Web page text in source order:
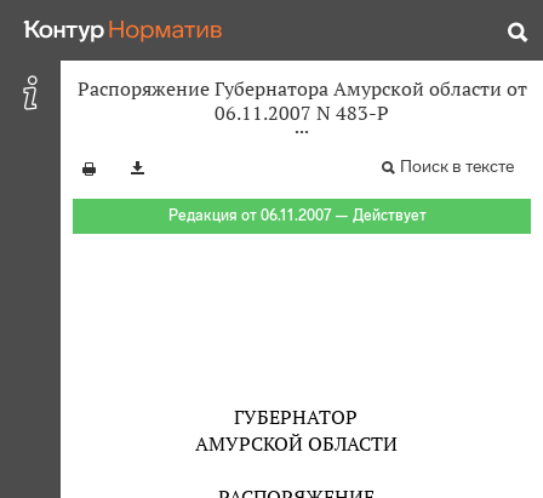
Распоряжение Губернатора Амурской области от
06.11.2007 N 483-Р
Поиск в тексте
Редакция от 06.11.2007 — Действует
ГУБЕРНАТОР
АМУРСКОЙ ОБЛАСТИ